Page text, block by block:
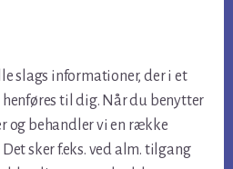
slags informationer, der i et
til dig. Når du benytter
og behandler vi en række
sker f.eks. ved alm. tilgang